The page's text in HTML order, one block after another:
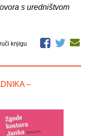
s uredništvom
knjigu
–